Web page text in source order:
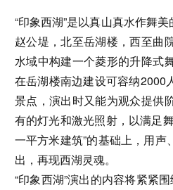
“印象西湖”是以真山真水作舞
赵公堤，北至岳湖楼，西至曲
水域中构建一个菱形的升降式
在岳湖楼南边建设可容纳2000
景点，演出时又能为观众提供
有的灯光和激光照射，以满足
一平方米建筑”的基础上，用
出，再现西湖灵魂。
“印象西湖”演出的内容将紧紧